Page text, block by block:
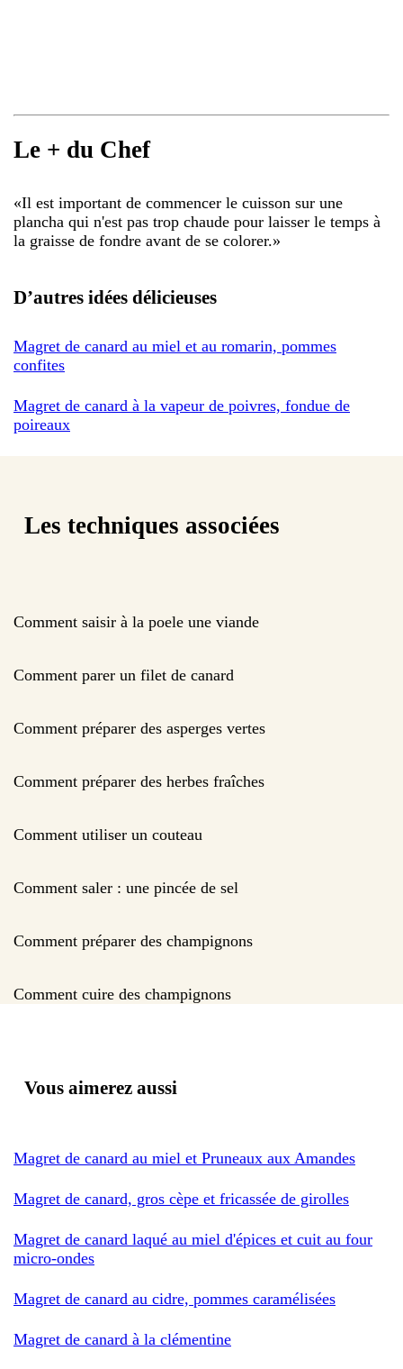
Le + du Chef
«Il est important de commencer le cuisson sur une
plancha qui n'est pas trop chaude pour laisser le temps à
la graisse de fondre avant de se colorer.»
D’autres idées délicieuses
Magret de canard au miel et au romarin, pommes
confites
Magret de canard à la vapeur de poivres, fondue de
poireaux
Les techniques associées
Comment saisir à la poele une viande
Comment parer un filet de canard
Comment préparer des asperges vertes
Comment préparer des herbes fraîches
Comment utiliser un couteau
Comment saler : une pincée de sel
Comment préparer des champignons
Comment cuire des champignons
Vous aimerez aussi
Magret de canard au miel et Pruneaux aux Amandes
Magret de canard, gros cèpe et fricassée de girolles
Magret de canard laqué au miel d'épices et cuit au four
micro-ondes
Magret de canard au cidre, pommes caramélisées
Magret de canard à la clémentine